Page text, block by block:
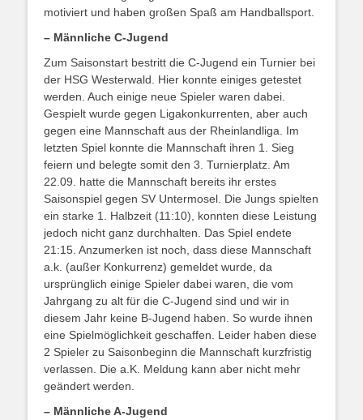
motiviert und haben großen Spaß am Handballsport.
– Männliche C-Jugend
Zum Saisonstart bestritt die C-Jugend ein Turnier bei
der HSG Westerwald. Hier konnte einiges getestet
werden. Auch einige neue Spieler waren dabei.
Gespielt wurde gegen Ligakonkurrenten, aber auch
gegen eine Mannschaft aus der Rheinlandliga. Im
letzten Spiel konnte die Mannschaft ihren 1. Sieg
feiern und belegte somit den 3. Turnierplatz. Am
22.09. hatte die Mannschaft bereits ihr erstes
Saisonspiel gegen SV Untermosel. Die Jungs spielten
ein starke 1. Halbzeit (11:10), konnten diese Leistung
jedoch nicht ganz durchhalten. Das Spiel endete
21:15. Anzumerken ist noch, dass diese Mannschaft
a.k. (außer Konkurrenz) gemeldet wurde, da
ursprünglich einige Spieler dabei waren, die vom
Jahrgang zu alt für die C-Jugend sind und wir in
diesem Jahr keine B-Jugend haben. So wurde ihnen
eine Spielmöglichkeit geschaffen. Leider haben diese
2 Spieler zu Saisonbeginn die Mannschaft kurzfristig
verlassen. Die a.K. Meldung kann aber nicht mehr
geändert werden.
– Männliche A-Jugend